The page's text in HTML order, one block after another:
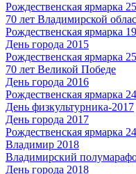
Рождественская ярмарка
70 лет Владимирской
Рождественская ярмарка
День города 2015
Рождественская ярмарка
70 лет Великой Победе
День города 2016
Рождественская ярмарка
День физкультурника-2017
День города 2017
Рождественская ярмарка
Владимир 2018
Владимирский
День города 2018